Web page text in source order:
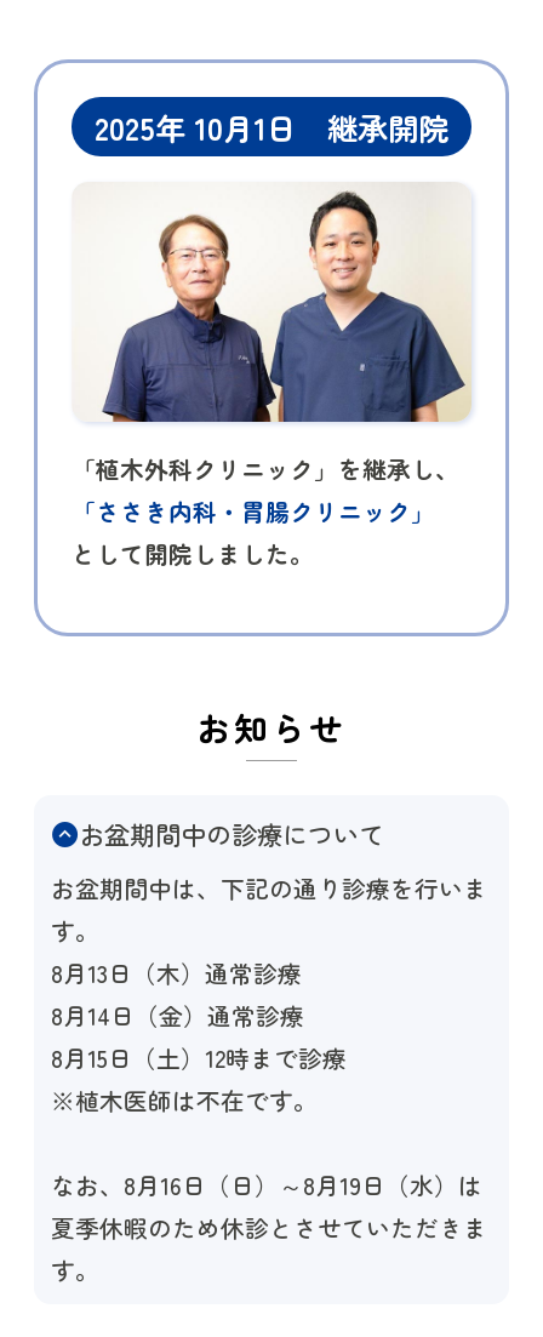
2025年 10月1日 継承開院
「植木外科クリニック」を継承し、
「ささき内科・胃腸クリニック」
として開院しました。
お知らせ
お盆期間中の診療について
お盆期間中は、下記の通り診療を行いま
す。
8月13日（木）通常診療
8月14日（金）通常診療
8月15日（土）12時まで診療
※植木医師は不在です。
なお、8月16日（日）～8月19日（水）は
夏季休暇のため休診とさせていただきま
す。